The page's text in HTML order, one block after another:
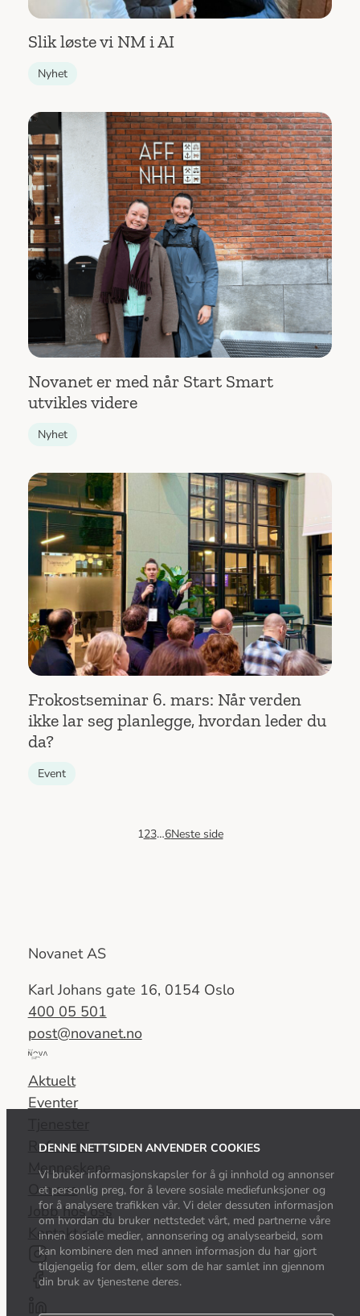
DENNE NETTSIDEN ANVENDER COOKIES
Vi bruker informasjonskapsler for å gi innhold og annonser
et personlig preg, for å levere sosiale mediefunksjoner og
for å analysere trafikken vår. Vi deler dessuten informasjon
om hvordan du bruker nettstedet vårt, med partnerne våre
innen sosiale medier, annonsering og analysearbeid, som
kan kombinere den med annen informasjon du har gjort
tilgjengelig for dem, eller som de har samlet inn gjennom
din bruk av tjenestene deres.
Slik løste vi NM i AI
Nyhet
Novanet er med når Start Smart
utvikles videre
Nyhet
Frokostseminar 6. mars: Når verden
ikke lar seg planlegge, hvordan leder du
da?
Event
123…6Neste side
Novanet AS
Karl Johans gate 16, 0154 Oslo
400 05 501
post@novanet.no
Del
av
Nova
Group
Aktuelt
Eventer
Referanser
Menneskene
Om oss
Jobb hos oss
Kontakt oss